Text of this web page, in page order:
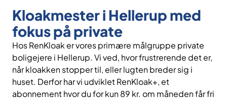
Kloakmester i Hellerup med
fokus på private
Hos RenKloak er vores primære målgruppe private
boligejere i Hellerup. Vi ved, hvor frustrerende det er,
når kloakken stopper til, eller lugten breder sig i
huset. Derfor har vi udviklet RenKloak+, et
abonnement hvor du for kun 89 kr. om måneden får fri